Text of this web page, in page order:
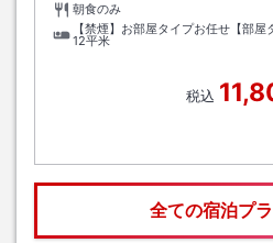
朝食のみ
【禁煙】お部屋タイプお任せ【部屋
12平米
税込
全ての宿泊プ